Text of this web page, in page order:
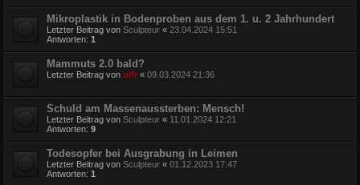
Mikroplastik in Bodenproben aus dem 1. u. 2 Jahrhundert
Letzter Beitrag von Sculpteur « 23.04.2024 15:51
Antworten: 1
Mammuts 2.0 bald?
Letzter Beitrag von ulfr « 09.03.2024 21:36
Schuld am Massenaussterben: Mensch!
Letzter Beitrag von Sculpteur « 11.01.2024 12:21
Antworten: 9
Todesopfer bei Ausgrabung in Leimen
Letzter Beitrag von Sculpteur « 01.12.2023 17:47
Antworten: 1